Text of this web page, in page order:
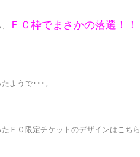
ＦＣ枠でまさかの落選！！
ようで･･･。
ＦＣ限定チケットのデザインはこちら